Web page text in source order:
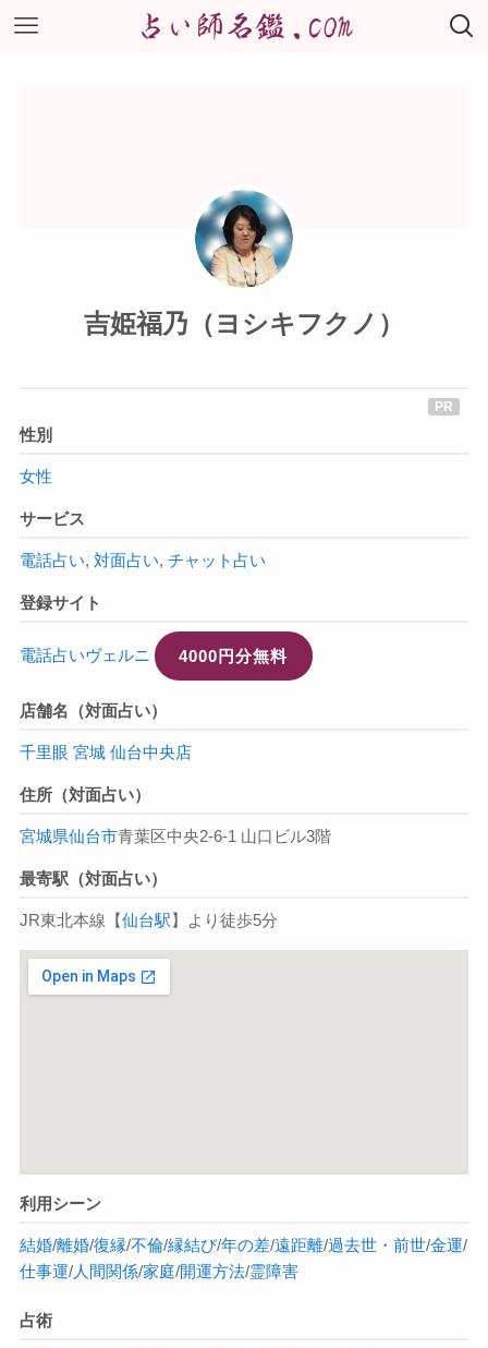
吉姫福乃（ヨシキフクノ）
性別
女性
サービス
電話占い, 対面占い, チャット占い
登録サイト
電話占いヴェルニ 4000円分無料
店舗名（対面占い）
千里眼 宮城 仙台中央店
住所（対面占い）
宮城県仙台市青葉区中央2-6-1 山口ビル3階
最寄駅（対面占い）
JR東北本線【仙台駅】より徒歩5分
利用シーン
結婚/離婚/復縁/不倫/縁結び/年の差/遠距離/過去世・ 前世/金運/
仕事運/人間関係/家庭/開運方法/霊障害
占術